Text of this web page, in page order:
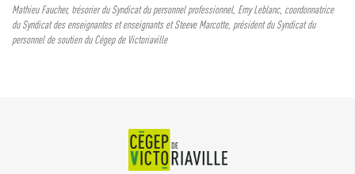
Mathieu Faucher, trésorier du Syndicat du personnel professionnel, Emy Leblanc, coordonnatrice
du Syndicat des enseignantes et enseignants et Steeve Marcotte, président du Syndicat du
personnel de soutien du Cégep de Victoriaville